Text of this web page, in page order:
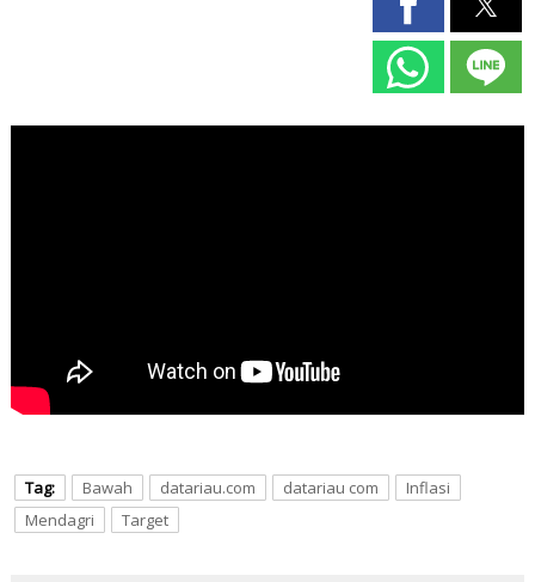
Tag: Bawah datariau.com datariau com
Inflasi
Mendagri
Target